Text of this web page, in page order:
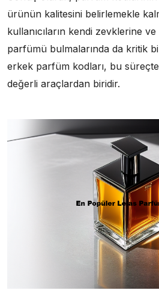
ürünün kalitesini belirlemekle
kullanıcıların kendi zevklerine
parfümü bulmalarında da kritik
erkek parfüm kodları, bu
değerli araçlardan biridir.